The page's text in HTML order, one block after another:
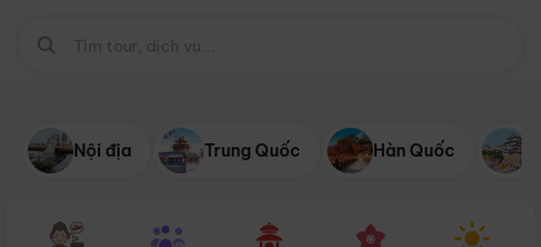
Nội địa Trung Quốc Hàn Quốc